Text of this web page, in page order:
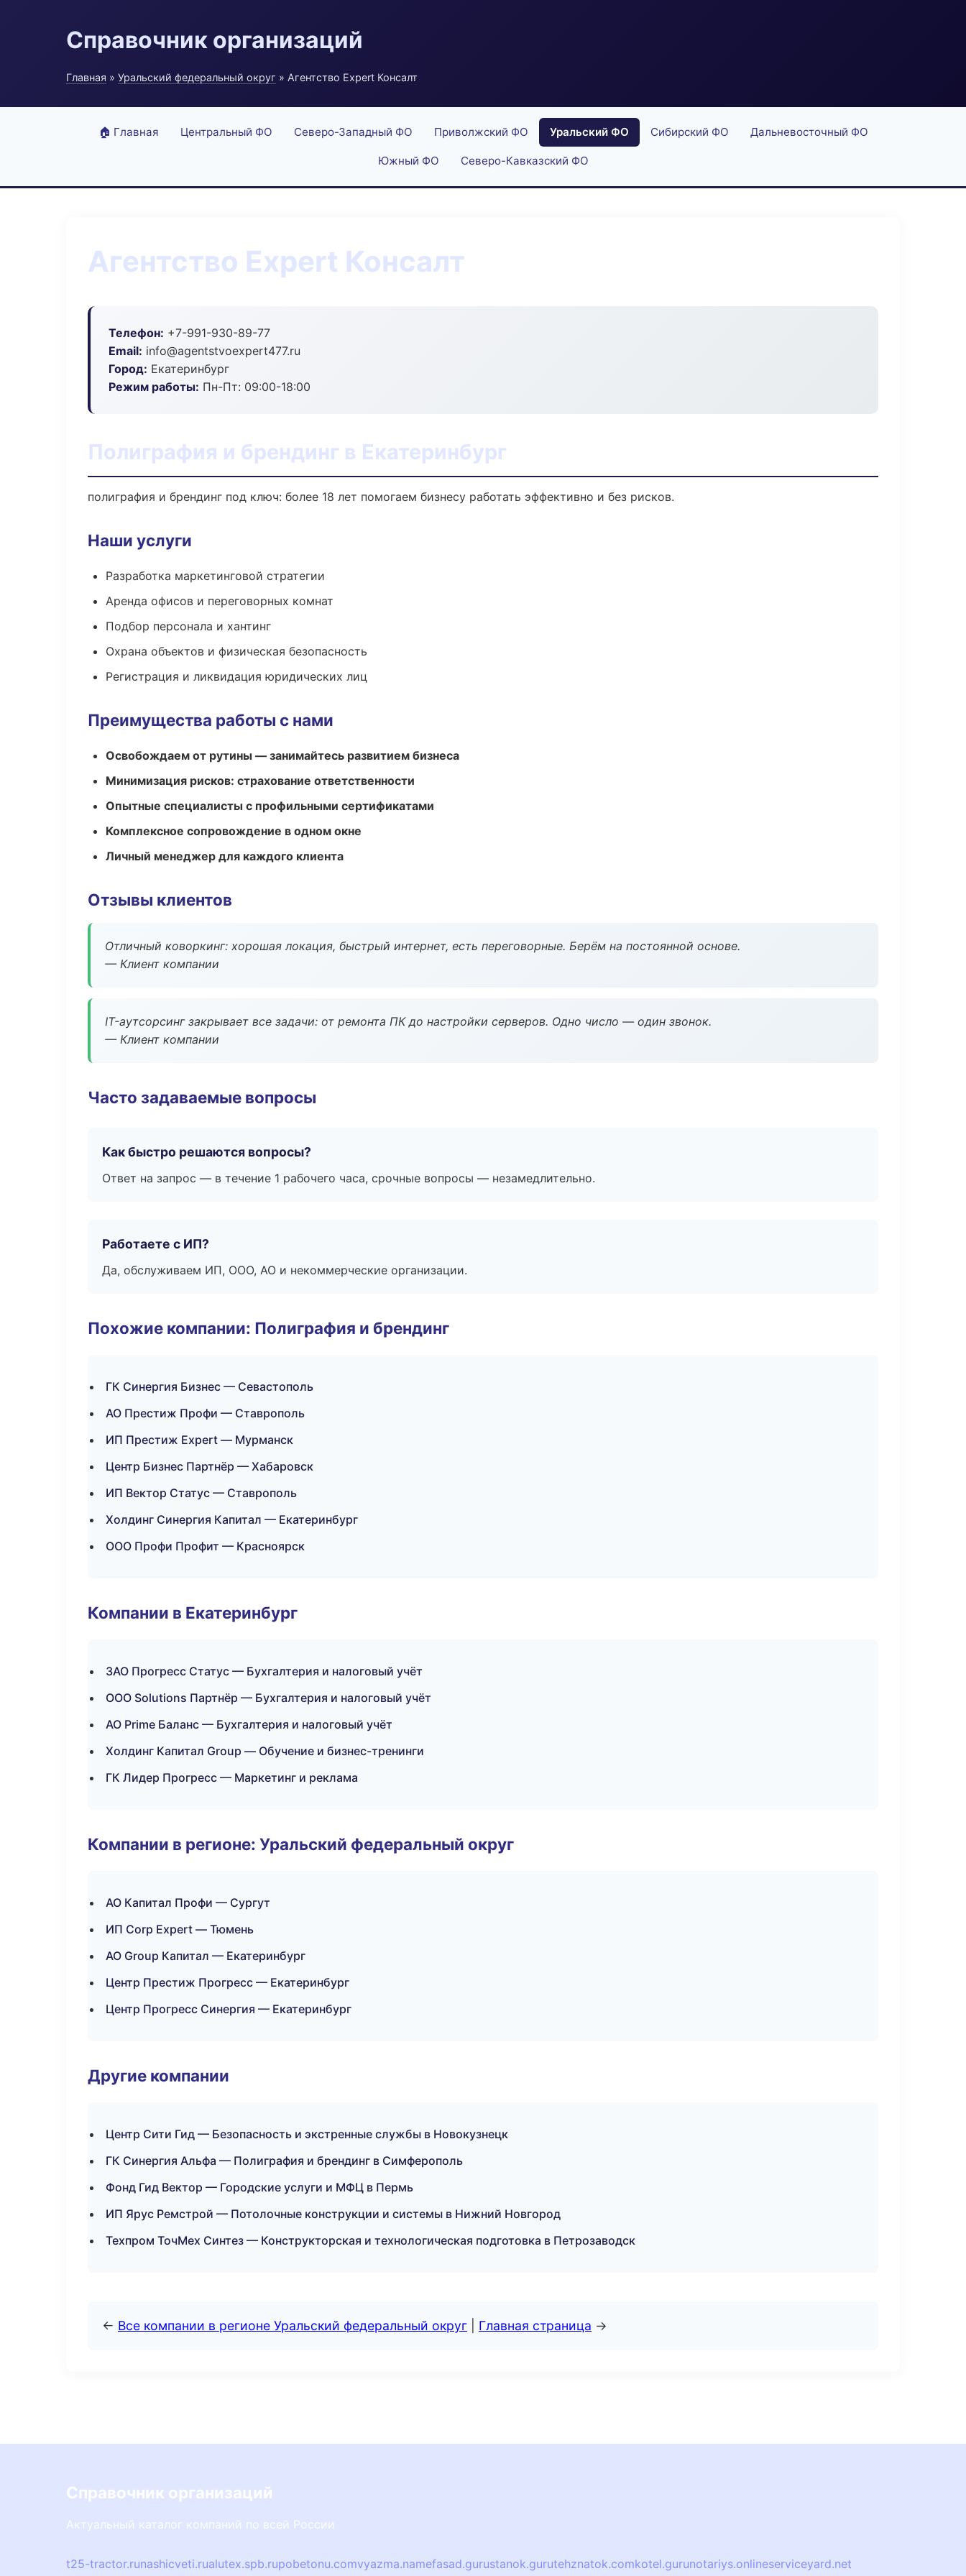
Справочник организаций
Главная » Уральский федеральный округ » Агентство Expert Консалт
🏠 Главная Центральный ФО Северо-Западный ФО Приволжский ФО Уральский ФО Сибирский ФО Дальневосточный ФО
Южный ФО Северо-Кавказский ФО
Агентство Expert Консалт
Телефон: +7-991-930-89-77
Email: info@agentstvoexpert477.ru
Город: Екатеринбург
Режим работы: Пн-Пт: 09:00-18:00
Полиграфия и брендинг в Екатеринбург
полиграфия и брендинг под ключ: более 18 лет помогаем бизнесу работать эффективно и без рисков.
Наши услуги
Разработка маркетинговой стратегии
Аренда офисов и переговорных комнат
Подбор персонала и хантинг
Охрана объектов и физическая безопасность
Регистрация и ликвидация юридических лиц
Преимущества работы с нами
Освобождаем от рутины — занимайтесь развитием бизнеса
Минимизация рисков: страхование ответственности
Опытные специалисты с профильными сертификатами
Комплексное сопровождение в одном окне
Личный менеджер для каждого клиента
Отзывы клиентов
Отличный коворкинг: хорошая локация, быстрый интернет, есть переговорные. Берём на постоянной основе.
— Клиент компании
IT-аутсорсинг закрывает все задачи: от ремонта ПК до настройки серверов. Одно число — один звонок.
— Клиент компании
Часто задаваемые вопросы
Как быстро решаются вопросы?
Ответ на запрос — в течение 1 рабочего часа, срочные вопросы — незамедлительно.
Работаете с ИП?
Да, обслуживаем ИП, ООО, АО и некоммерческие организации.
Похожие компании: Полиграфия и брендинг
ГК Синергия Бизнес — Севастополь
АО Престиж Профи — Ставрополь
ИП Престиж Expert — Мурманск
Центр Бизнес Партнёр — Хабаровск
ИП Вектор Статус — Ставрополь
Холдинг Синергия Капитал — Екатеринбург
ООО Профи Профит — Красноярск
Компании в Екатеринбург
ЗАО Прогресс Статус — Бухгалтерия и налоговый учёт
ООО Solutions Партнёр — Бухгалтерия и налоговый учёт
АО Prime Баланс — Бухгалтерия и налоговый учёт
Холдинг Капитал Group — Обучение и бизнес-тренинги
ГК Лидер Прогресс — Маркетинг и реклама
Компании в регионе: Уральский федеральный округ
АО Капитал Профи — Сургут
ИП Corp Expert — Тюмень
АО Group Капитал — Екатеринбург
Центр Престиж Прогресс — Екатеринбург
Центр Прогресс Синергия — Екатеринбург
Другие компании
Центр Сити Гид — Безопасность и экстренные службы в Новокузнецк
ГК Синергия Альфа — Полиграфия и брендинг в Симферополь
Фонд Гид Вектор — Городские услуги и МФЦ в Пермь
ИП Ярус Ремстрой — Потолочные конструкции и системы в Нижний Новгород
Техпром ТочМех Синтез — Конструкторская и технологическая подготовка в Петрозаводск
← Все компании в регионе Уральский федеральный округ Главная страница →
Справочник организаций
Актуальный каталог компаний по всей России
t25-tractor.runashicveti.rualutex.spb.rupobetonu.comvyazma.namefasad.gurustanok.gurutehznatok.comkotel.gurunotariys.onlineserviceyard.net